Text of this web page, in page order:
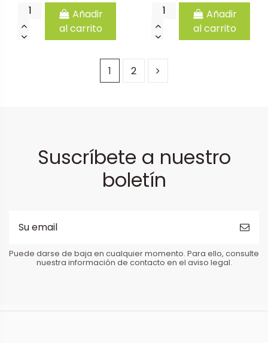
Añadir
al carrito
Añadir
al carrito
1 2
Suscríbete a nuestro
boletín
Puede darse de baja en cualquier momento. Para ello, consulte
nuestra información de contacto en el aviso legal.